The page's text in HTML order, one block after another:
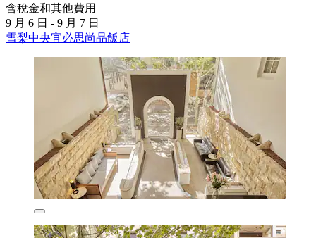
含稅金和其他費用
9 月 6 日 - 9 月 7 日
雪梨中央宜必思尚品飯店